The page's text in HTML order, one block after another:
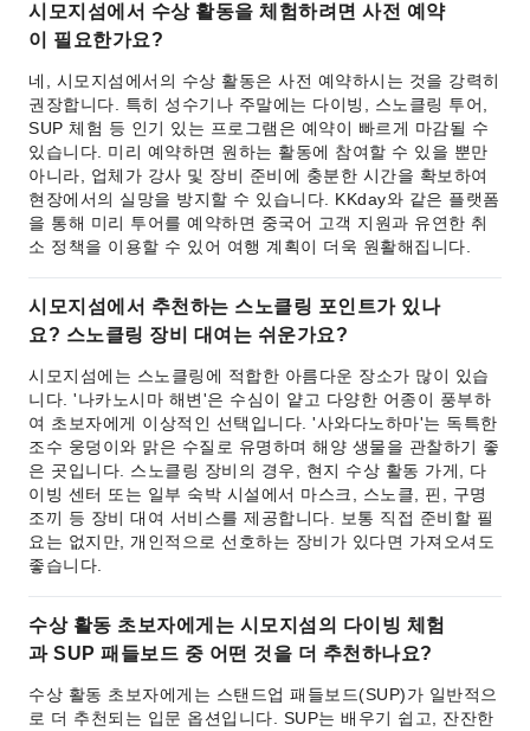
시모지섬에서 수상 활동을 체험하려면 사전 예약
이 필요한가요?
네, 시모지섬에서의 수상 활동은 사전 예약하시는 것을 강력히
권장합니다. 특히 성수기나 주말에는 다이빙, 스노클링 투어,
SUP 체험 등 인기 있는 프로그램은 예약이 빠르게 마감될 수
있습니다. 미리 예약하면 원하는 활동에 참여할 수 있을 뿐만
아니라, 업체가 강사 및 장비 준비에 충분한 시간을 확보하여
현장에서의 실망을 방지할 수 있습니다. KKday와 같은 플랫폼
을 통해 미리 투어를 예약하면 중국어 고객 지원과 유연한 취
소 정책을 이용할 수 있어 여행 계획이 더욱 원활해집니다.
시모지섬에서 추천하는 스노클링 포인트가 있나
요? 스노클링 장비 대여는 쉬운가요?
시모지섬에는 스노클링에 적합한 아름다운 장소가 많이 있습
니다. '나카노시마 해변'은 수심이 얕고 다양한 어종이 풍부하
여 초보자에게 이상적인 선택입니다. '사와다노하마'는 독특한
조수 웅덩이와 맑은 수질로 유명하며 해양 생물을 관찰하기 좋
은 곳입니다. 스노클링 장비의 경우, 현지 수상 활동 가게, 다
이빙 센터 또는 일부 숙박 시설에서 마스크, 스노클, 핀, 구명
조끼 등 장비 대여 서비스를 제공합니다. 보통 직접 준비할 필
요는 없지만, 개인적으로 선호하는 장비가 있다면 가져오셔도
좋습니다.
수상 활동 초보자에게는 시모지섬의 다이빙 체험
과 SUP 패들보드 중 어떤 것을 더 추천하나요?
수상 활동 초보자에게는 스탠드업 패들보드(SUP)가 일반적으
로 더 추천되는 입문 옵션입니다. SUP는 배우기 쉽고, 잔잔한